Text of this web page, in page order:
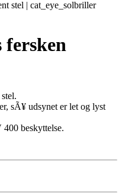
fersken
sÃ¥ udsynet er let og lyst
beskyttelse.